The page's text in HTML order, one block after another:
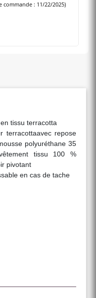
commande : 11/22/2025)
tissu terracotta
terracottaavec repose
polyuréthane 35
tissu 100 %
pivotant
en cas de tache